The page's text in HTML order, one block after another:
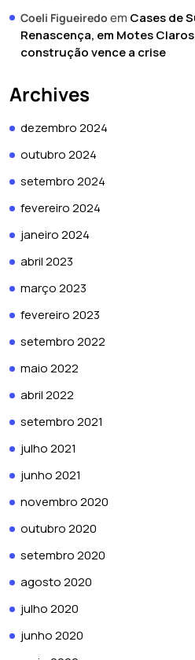
Coeli Figueiredo em Cases de
Renascença, em Motes
construção vence a crise
Archives
dezembro 2024
outubro 2024
setembro 2024
fevereiro 2024
janeiro 2024
abril 2023
março 2023
fevereiro 2023
setembro 2022
maio 2022
abril 2022
setembro 2021
julho 2021
junho 2021
novembro 2020
outubro 2020
setembro 2020
agosto 2020
julho 2020
junho 2020